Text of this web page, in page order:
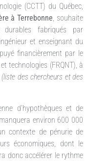
(CCTT) du Québec,
à Terrebonne, souhaite
durables fabriqués par
et enseignant du
financièrement par le
technologies (FRQNT), à
(liste des chercheurs et des
d’hypothèques et de
environ 600 000
contexte de pénurie de
économiques, dont le
donc accélérer le rythme